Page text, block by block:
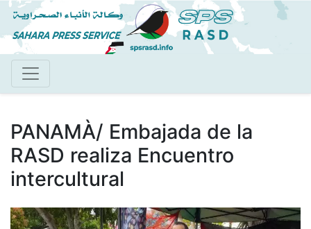
Pasar
al
contenido
PANAMÀ/ Embajada de la
RASD realiza Encuentro
intercultural